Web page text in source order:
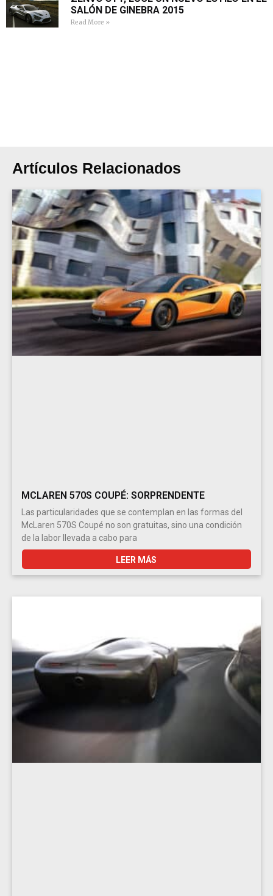
SALÓN DE GINEBRA 2015
Read More »
Artículos Relacionados
MCLAREN 570S COUPÉ: SORPRENDENTE
Las particularidades que se contemplan en las formas del
McLaren 570S Coupé no son gratuitas, sino una condición
de la labor llevada a cabo para
LEER MÁS